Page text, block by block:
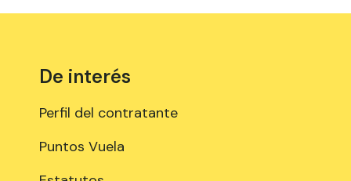
De interés
Perfil del contratante
Puntos Vuela